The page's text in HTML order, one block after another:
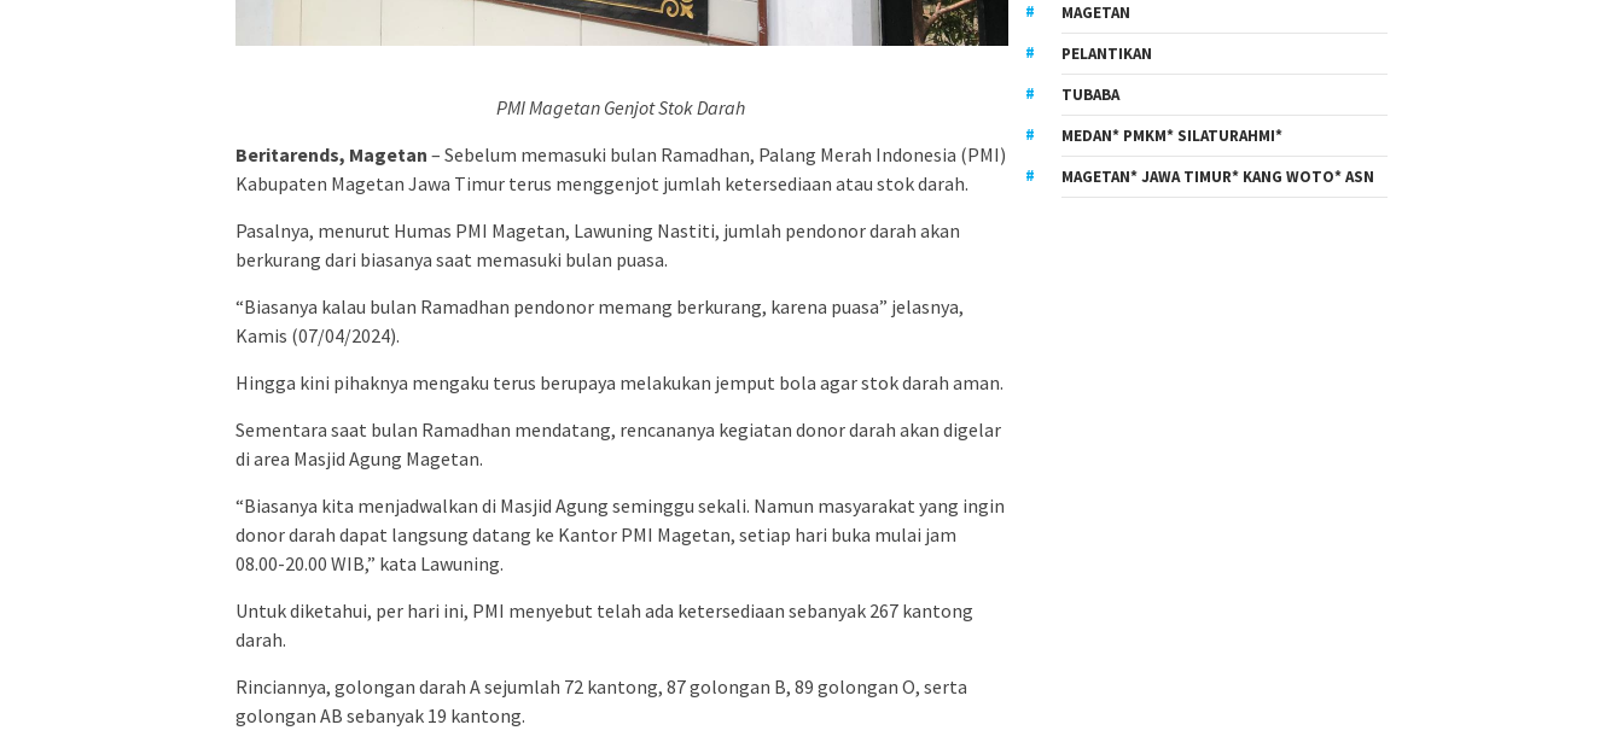
PMI Magetan Genjot Stok Darah
Beritarends, Magetan – Sebelum memasuki bulan Ramadhan, Palang Merah Indonesia (PMI)
Kabupaten Magetan Jawa Timur terus menggenjot jumlah ketersediaan atau stok darah.
Pasalnya, menurut Humas PMI Magetan, Lawuning Nastiti, jumlah pendonor darah akan
berkurang dari biasanya saat memasuki bulan puasa.
“Biasanya kalau bulan Ramadhan pendonor memang berkurang, karena puasa” jelasnya,
Kamis (07/04/2024).
Hingga kini pihaknya mengaku terus berupaya melakukan jemput bola agar stok darah aman.
Sementara saat bulan Ramadhan mendatang, rencananya kegiatan donor darah akan digelar
di area Masjid Agung Magetan.
“Biasanya kita menjadwalkan di Masjid Agung seminggu sekali. Namun masyarakat yang ingin
donor darah dapat langsung datang ke Kantor PMI Magetan, setiap hari buka mulai jam
08.00-20.00 WIB,” kata Lawuning.
Untuk diketahui, per hari ini, PMI menyebut telah ada ketersediaan sebanyak 267 kantong
darah.
Rinciannya, golongan darah A sejumlah 72 kantong, 87 golongan B, 89 golongan O, serta
golongan AB sebanyak 19 kantong.
MAGETAN
PELANTIKAN
TUBABA
MEDAN* PMKM* SILATURAHMI*
MAGETAN* JAWA TIMUR* KANG WOTO* ASN